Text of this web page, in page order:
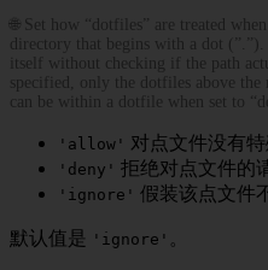
🌐 Set how “dotfiles” are treated
directory that begins with a dot
itself without checking if the path
specified, only the dotfiles above the
can be within a dotfile when set to
'allow' 对点文件没有特
'deny' 拒绝对点文件的
'ignore' 假装该点文件
默认值是 'ignore' 。